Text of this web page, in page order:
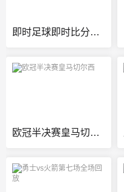
即时足球即时比分足球完场比分
欧冠半决赛皇马切尔西